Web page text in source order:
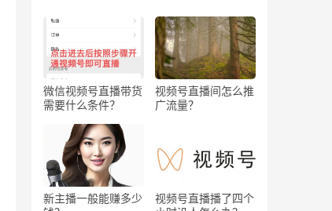
微信视频号直播带货
需要什么条件？
视频号直播间怎么推
广流量？
新主播一般能赚多少
视频号直播播了四个